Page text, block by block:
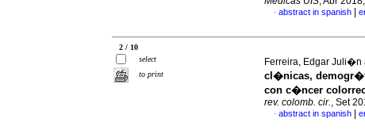
· abstract in spanish
2 / 10
select
to print
Ferreira, Edgar
cl�nicas,
con c�ncer
rev. colomb. cir., Set
· abstract in spanish